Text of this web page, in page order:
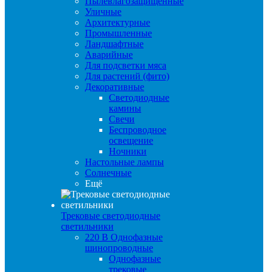
Уличные
Архитектурные
Промышленные
Ландшафтные
Аварийные
Для подсветки мяса
Для растений (фито)
Декоративные
Светодиодные
камины
Свечи
Беспроводное
освещение
Ночники
Настольные лампы
Солнечные
Ещё
Трековые светодиодные
светильники
220 B Однофазные
шинопроводные
Однофазные
трековые